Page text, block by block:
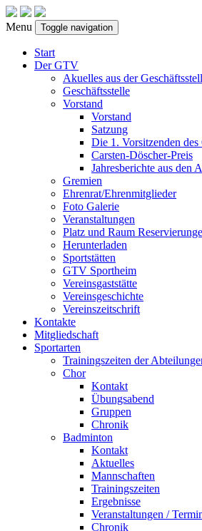
Menu Toggle navigation
Start
Der GTV
Akuelles aus der
Geschäftsstelle
Vorstand
Vorstand
Satzung
Die 1. Vorsitzenden
Carsten-Döscher-Preis
Jahresberichte aus den
Gremien
Ehrenrat/Ehrenmitglieder
Foto Galerie
Veranstaltungen
Platz und Raum
Herunterladen
Sportstätten
GTV Sportheim
Vereinsgaststätte
Vereinsgeschichte
Vereinszeitschrift
Kontakte
Mitgliedschaft
Sportarten
Trainingszeiten der
Chor
Kontakt
Übungsabend
Gruppen
Chronik
Badminton
Kontakt
Aktuelles
Mannschaften
Trainingszeiten
Ergebnisse
Veranstaltungen /
Chronik